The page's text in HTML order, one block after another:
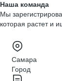
Наша команда
Мы
которая растет и
Самара
Город